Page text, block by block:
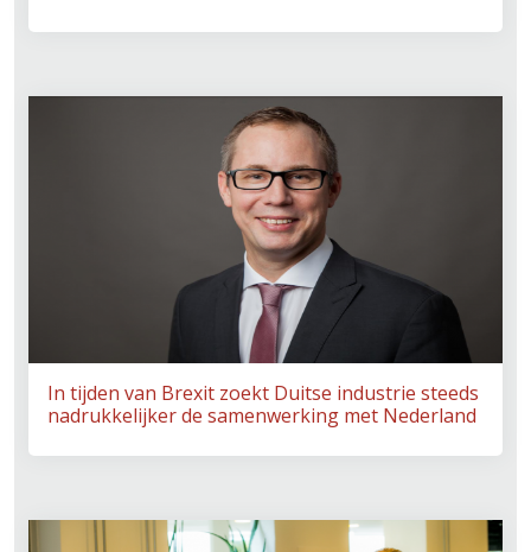
In tijden van Brexit zoekt Duitse industrie steeds
nadrukkelijker de samenwerking met Nederland